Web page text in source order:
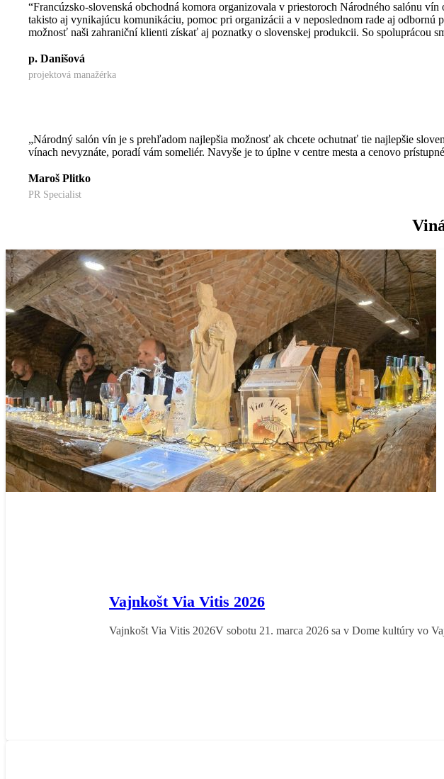
“Francúzsko-slovenská obchodná komora organizovala v priestoroch Národného salónu
takisto aj vynikajúcu komunikáciu, pomoc pri organizácii a v neposlednom rade aj
možnosť naši zahraniční klienti získať aj poznatky o slovenskej produkcii. So spoluprácou
p. Danišová
projektová manažérka
„Národný salón vín je s prehľadom najlepšia možnosť ak chcete ochutnať tie najlepšie
vínach nevyznáte, poradí vám someliér. Navyše je to úplne v centre mesta a cenovo
Maroš Plitko
PR Specialist
Vajnkošt Via Vitis 2026
Vajnkošt Via Vitis 2026V sobotu 21. marca 2026 sa v Dome kultúry vo